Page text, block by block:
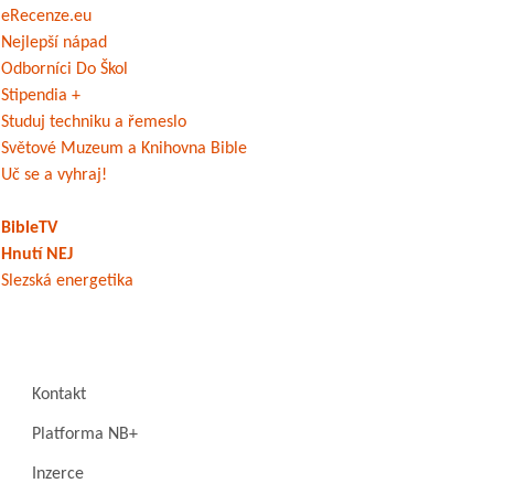
eRecenze.eu
Nejlepší nápad
Odborníci Do Škol
Stipendia +
Studuj techniku a řemeslo
Světové Muzeum a Knihovna Bible
Uč se a vyhraj!
BibleTV
Hnutí NEJ
Slezská energetika
Kontakt
Platforma NB+
Inzerce